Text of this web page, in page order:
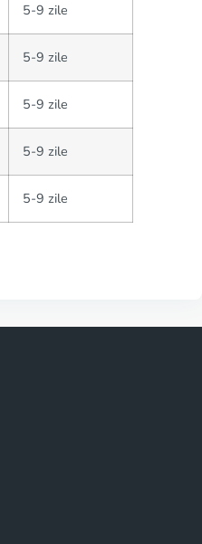
5-9 zile
5-9 zile
5-9 zile
5-9 zile
5-9 zile